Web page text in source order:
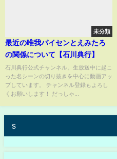
未分類
最近の唯我パイセンとえみたろ
の関係について【石川典行】
石川典行公式チャンネル。生放送中に起こ
った名シーンの切り抜きを中心に動画アッ
プしています。 チャンネル登録もよろし
くお願いします！ だっしゃ...
s